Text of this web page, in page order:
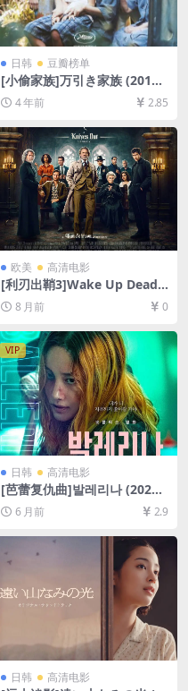
日韩 豆瓣榜单
[小偷家族]万引き家族 (2018)
[百度网盘+迅雷云盘资源1080
P超清未删减][MP4/7.7GB][日
4 年前 2.85
欧美 高清电影
[利刃出鞘3]Wake Up Dead
Man: A Knives Out Mystery‎
(2025)[百度网盘+夸克网盘10
80P+4K超清未删减资源][网盘
在线播放/下载][MP4/8GB/13
GB][中文字幕]
8 月前 0
VIP
日韩 高清电影
[芭蕾复仇曲]발레리나 (2023)
[百度网盘+夸克网盘1080P超
清未删减资源][网盘在线播放/
下载][MP4/5GB][中文字幕]
6 月前 2.9
日韩 高清电影